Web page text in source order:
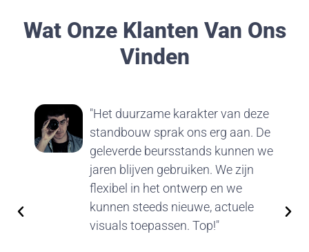
Wat Onze Klanten Van Ons
Vinden
"Het duurzame karakter van deze
standbouw sprak ons erg aan. De
geleverde beursstands kunnen we
jaren blijven gebruiken. We zijn
flexibel in het ontwerp en we
kunnen steeds nieuwe, actuele
visuals toepassen. Top!"